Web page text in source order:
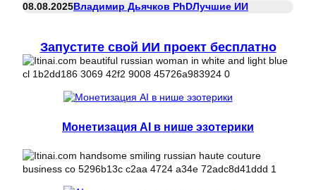
08.08.2025Владимир Дьячков PhDЛучшие ИИ
Запустите свой ИИ проект бесплатно
Монетизация AI в нише эзотерики